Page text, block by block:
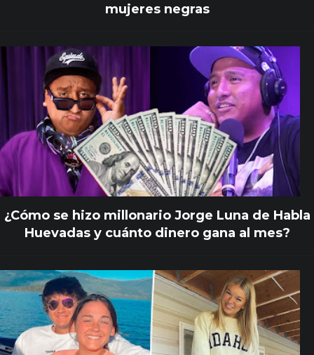
mujeres negras
¿Cómo se hizo millonario Jorge Luna de Habla
Huevadas y cuánto dinero gana al mes?